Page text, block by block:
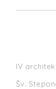
IV
Šv.